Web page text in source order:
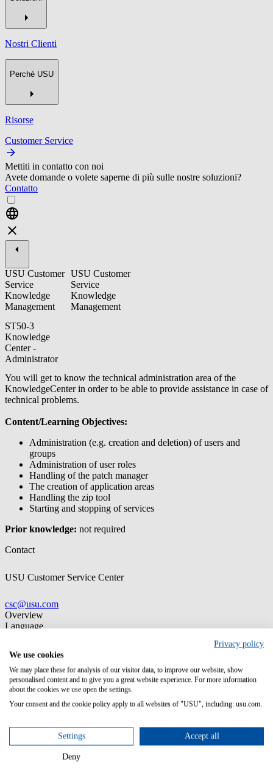
Nostri Clienti
Perché USU
Risorse
Customer Service
Mettiti in contatto con noi
Avete domande o volete saperne di più sulle nostre soluzioni?
Contatto
USU Customer
Service
Knowledge
Management
ST50-3
Knowledge
Center -
Administrator
USU Customer
Service
Knowledge
Management
You will get to know the technical administration area of the
KnowledgeCenter in order to be able to provide assistance in case of
technical problems.
Content/Learning Objectives:
Administration (e.g. creation and deletion) of users and
groups
Administration of user roles
Handling of the patch manager
The creation of application areas
Handling the zip tool
Starting and stopping of services
Prior knowledge: not required
Contact
USU Customer Service Center
csc@usu.com
Overview
Language
Germany (Headquarter)
Spitalhof
71696 Möglingen
Tel.:+49 7141 4867-0
Privacy policy
We use cookies
We may place these for analysis of our visitor data, to improve our website, show
personalised content and to give you a great website experience. For more information
about the cookies we use open the settings.
Your consent and the cookie policy apply to all websites of "USU", including: usu.com.
Settings Accept all
Deny